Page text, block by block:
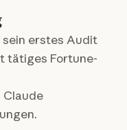
sein erstes Audit
tätiges Fortune-